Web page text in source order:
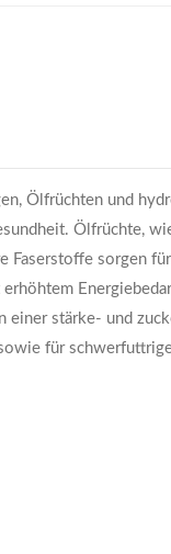
Ölfrüchten und
Ölfrüchte,
Faserstoffe sorgen
stärke- und
für